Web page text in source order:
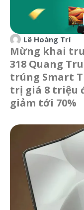
Lê Hoàng Trí
Mừng khai
318 Quang
trúng Smart
trị giá 8 triệu
giảm tới 70%